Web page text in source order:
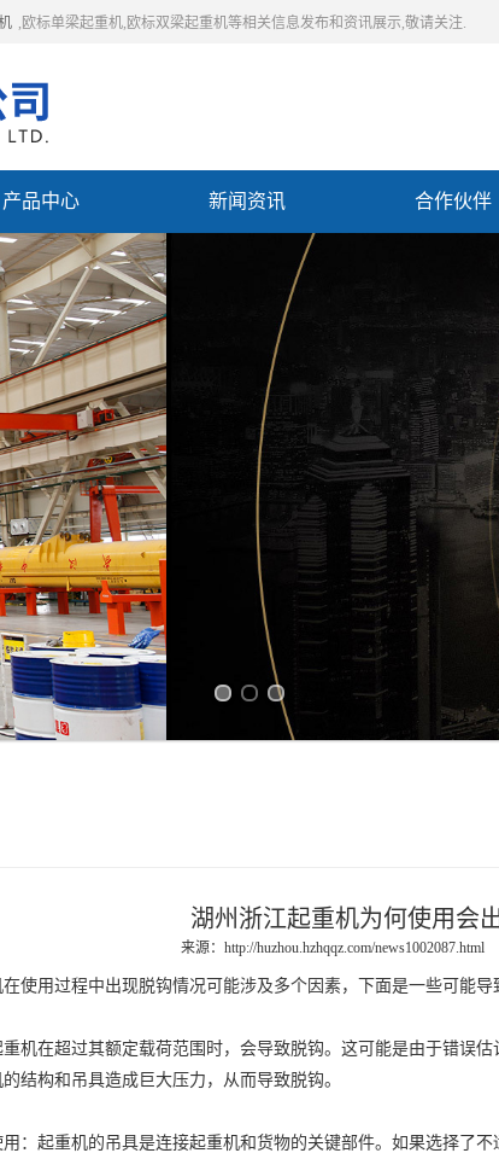
,欧标单梁起重机,欧标双梁起重机等相关信息发布和资讯展示,敬请关注.
产品中心 新闻资讯 合作伙伴
湖州浙江起重机为何使用会
来源： http://huzhou.hzhqqz.com/news1002087.html
在使用过程中出现脱钩情况可能涉及多个因素，下面是一些可能导
在超过其额定载荷范围时，会导致脱钩。这可能是由于错误估
结构和吊具造成巨大压力，从而导致脱钩。
起重机的吊具是连接起重机和货物的关键部件。如果选择了不